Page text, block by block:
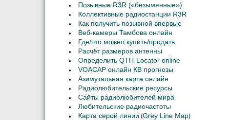
Позывные R3R («безымянные»)
Коллективные радиостанции R3R
Как получить позывной впервые
Веб-камеры Тамбова онлайн
Где/что можно купить/продать
Расчёт размеров антенны
Определить QTH-Locator online
VOACAP онлайн КВ прогнозы
Азимутальная карта онлайн
Радиолюбительские ресурсы
Сайты радиолюбителей мира
Любительские радиочастоты
Карта серой линии (Grey Line Map)